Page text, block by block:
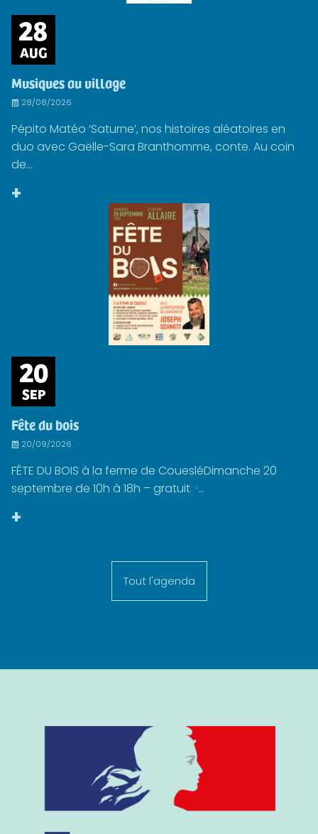
28
AUG
Musiques au village
28/08/2026
Pépito Matéo ‘Saturne’, nos histoires aléatoires en
duo avec Gaëlle-Sara Branthomme, conte. Au coin
de...
+
20
SEP
Fête du bois
20/09/2026
FÊTE DU BOIS à la ferme de CouesléDimanche 20
septembre de 10h à 18h – gratuit ·...
+
Tout l'agenda